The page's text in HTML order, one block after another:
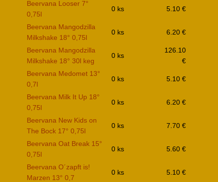
Beervana Looser 7°
0,75l
0 ks 5.10 €
Beervana Mangodzilla
Milkshake 18° 0,75l
0 ks 6.20 €
Beervana Mangodzilla
Milkshake 18° 30l keg
0 ks
126.10
€
Beervana Medomet 13°
0,7l
0 ks 5.10 €
Beervana Milk It Up 18°
0,75l
0 ks 6.20 €
Beervana New Kids on
The Bock 17° 0,75l
0 ks 7.70 €
Beervana Oat Break 15°
0,75l
0 ks 5.60 €
Beervana O´zapft is!
Marzen 13° 0,7
0 ks 5.10 €